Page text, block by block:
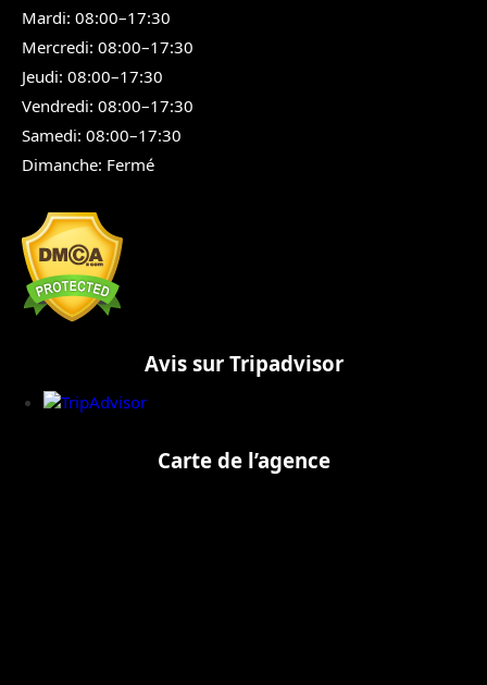
Mardi: 08:00–17:30
Mercredi: 08:00–17:30
Jeudi: 08:00–17:30
Vendredi: 08:00–17:30
Samedi: 08:00–17:30
Dimanche: Fermé
Avis sur Tripadvisor
Carte de l’agence